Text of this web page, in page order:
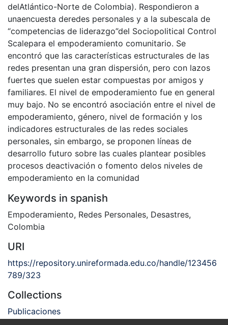
delAtlántico-Norte de Colombia). Respondieron a
unaencuesta deredes personales y a la subescala de
“competencias de liderazgo”del Sociopolitical Control
Scalepara el empoderamiento comunitario. Se
encontró que las características estructurales de las
redes presentan una gran dispersión, pero con lazos
fuertes que suelen estar compuestas por amigos y
familiares. El nivel de empoderamiento fue en general
muy bajo. No se encontró asociación entre el nivel de
empoderamiento, género, nivel de formación y los
indicadores estructurales de las redes sociales
personales, sin embargo, se proponen líneas de
desarrollo futuro sobre las cuales plantear posibles
procesos deactivación o fomento delos niveles de
empoderamiento en la comunidad
Keywords in spanish
Empoderamiento, Redes Personales, Desastres,
Colombia
URI
https://repository.unireformada.edu.co/handle/123456
789/323
Collections
Publicaciones